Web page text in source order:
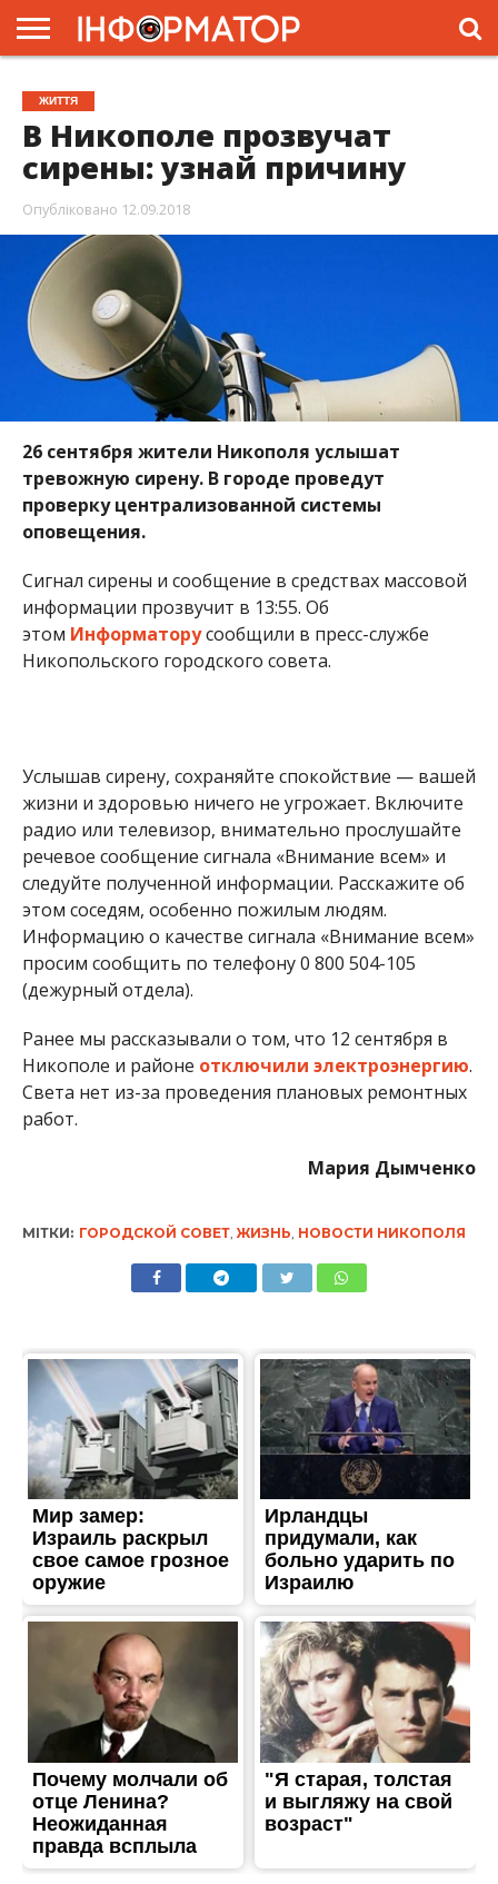
ГОЛОВНА
ЖИТТЯ
ВЛАДА
ГРОШІ
ТРЕШ
ПРЕС-
РЕЛІЗИ
РЕКЛАМА
ПРОЕКТИ
ЖИТТЯ
В Никополе прозвучат
сирены: узнай причину
Опубліковано 12.09.2018
26 сентября жители Никополя услышат
тревожную сирену. В городе проведут
проверку централизованной системы
оповещения.
Сигнал сирены и сообщение в средствах массовой
информации прозвучит в 13:55. Об
этом Информаторусообщили в пресс-службе
Никопольского городского совета.
Услышав сирену, сохраняйте спокойствие — вашей
жизни и здоровью ничего не угрожает. Включите
радио или телевизор, внимательно прослушайте
речевое сообщение сигнала «Внимание всем» и
следуйте полученной информации. Расскажите об
этом соседям, особенно пожилым людям.
Информацию о качестве сигнала «Внимание всем»
просим сообщить по телефону 0 800 504-105
(дежурный отдела).
Ранее мы рассказывали о том, что 12 сентября в
Никополе и районе отключили электроэнергию.
Света нет из-за проведения плановых ремонтных
работ.
Мария Дымченко
МІТКИ: ГОРОДСКОЙ СОВЕТ, ЖИЗНЬ, НОВОСТИ НИКОПОЛЯ